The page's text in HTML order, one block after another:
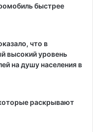
быстрее
что в
высокий уровень
на душу населения в
раскрывают